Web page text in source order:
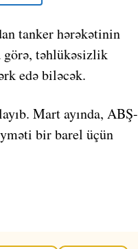
tanker hərəkətinin
görə, təhlükəsizlik
edə biləcək.
Mart ayında, ABŞ-
bir barel üçün